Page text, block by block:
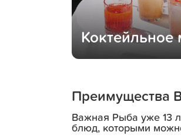
Преимущества
Важная Рыба уже 13
блюд, которыми